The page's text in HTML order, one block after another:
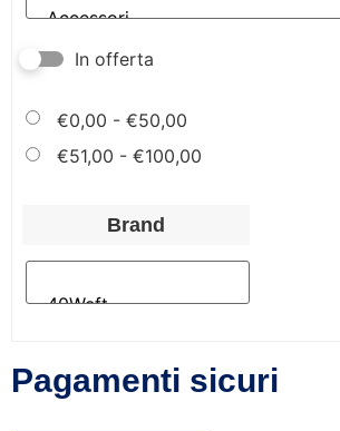
In offerta
€0,00 - €50,00
€51,00 - €100,00
Brand
Pagamenti sicuri